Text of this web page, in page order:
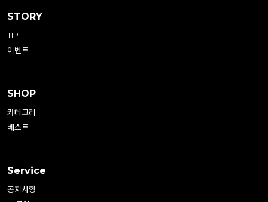
STORY
TIP
이벤트
SHOP
카테고리
베스트
Service
공지사항